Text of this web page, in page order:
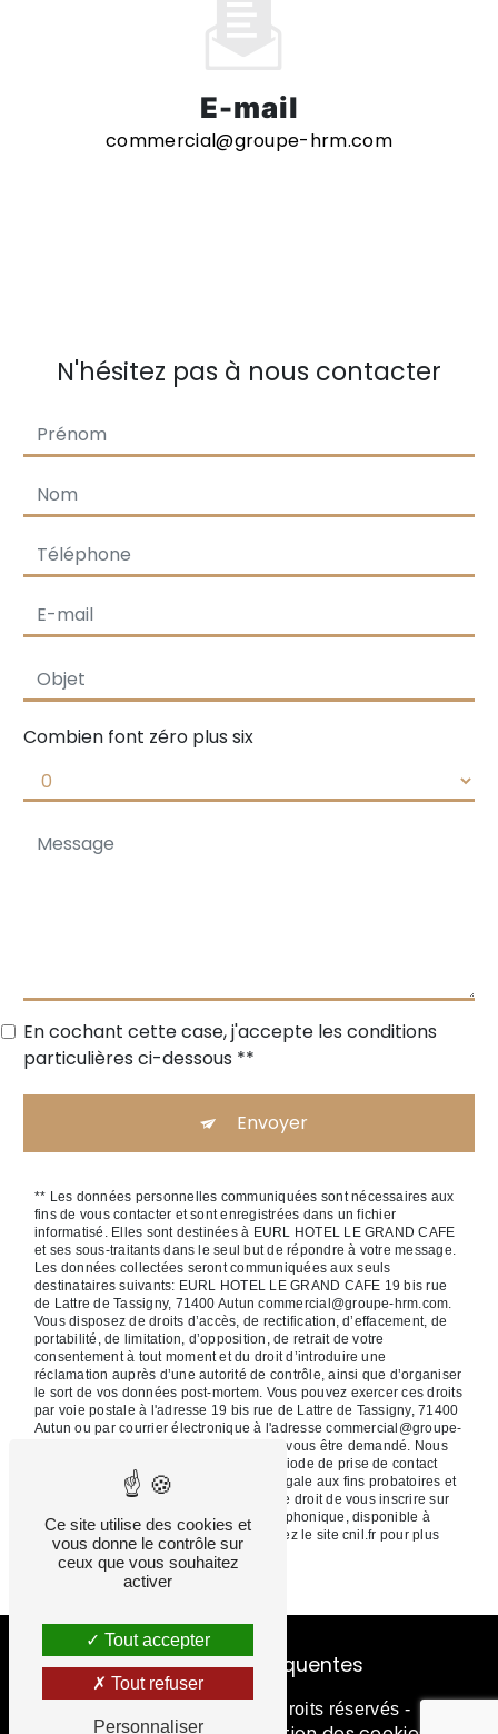
E-mail
commercial@groupe-hrm.com
N'hésitez pas à nous contacter
Combien font zéro plus six
En cochant cette case, j'accepte les conditions
particulières ci-dessous **
Envoyer
** Les données personnelles communiquées sont nécessaires aux
fins de vous contacter et sont enregistrées dans un fichier
informatisé. Elles sont destinées à EURL HOTEL LE GRAND CAFE
et ses sous-traitants dans le seul but de répondre à votre message.
Les données collectées seront communiquées aux seuls
destinataires suivants: EURL HOTEL LE GRAND CAFE 19 bis rue
de Lattre de Tassigny, 71400 Autun commercial@groupe-hrm.com.
Vous disposez de droits d’accès, de rectification, d’effacement, de
portabilité, de limitation, d’opposition, de retrait de votre
consentement à tout moment et du droit d’introduire une
réclamation auprès d’une autorité de contrôle, ainsi que d’organiser
le sort de vos données post-mortem. Vous pouvez exercer ces droits
par voie postale à l'adresse 19 bis rue de Lattre de Tassigny, 71400
Autun ou par courrier électronique à l'adresse commercial@groupe-
hrm.com. Un justificatif d'identité pourra vous être demandé. Nous
conservons vos données pendant la période de prise de contact
puis pendant la durée de prescription légale aux fins probatoires et
de gestion des contentieux. Vous avez le droit de vous inscrire sur
la liste d'opposition au démarchage téléphonique, disponible à
cette adresse:Bloctel.gouv.fr. Consultez le site cnil.fr pour plus
d’informations sur vos droits.
Recherches fréquentes
- 2026 - Tous droits réservés -
Ce site utilise des cookies et
vous donne le contrôle sur
ceux que vous souhaitez
activer
Tout accepter
Tout refuser
Personnaliser